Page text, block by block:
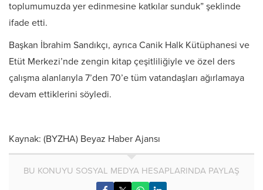
toplumumuzda yer edinmesine katkılar sunduk” şeklinde
ifade etti.
Başkan İbrahim Sandıkçı, ayrıca Canik Halk Kütüphanesi ve
Etüt Merkezi’nde zengin kitap çeşitliliğiyle ve özel ders
çalışma alanlarıyla 7’den 70’e tüm vatandaşları ağırlamaya
devam ettiklerini söyledi.
Kaynak: (BYZHA) Beyaz Haber Ajansı
BU KONUYU SOSYAL MEDYA HESAPLARINDA PAYLAŞ